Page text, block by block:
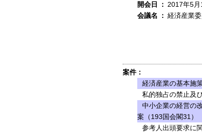
開会日 ： 2017年5
会議名
： 経済産業
案件：
経済産業の基本施
私的独占の禁止及
中小企業の経営の
案（193国会閣31）
参考人出頭要求に